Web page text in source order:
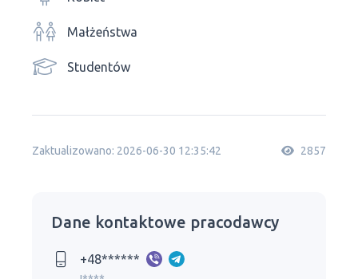
Małżeństwa
Studentów
Zaktualizowano: 2026-06-30 12:35:42 2857
Dane kontaktowe pracodawcy
+48******